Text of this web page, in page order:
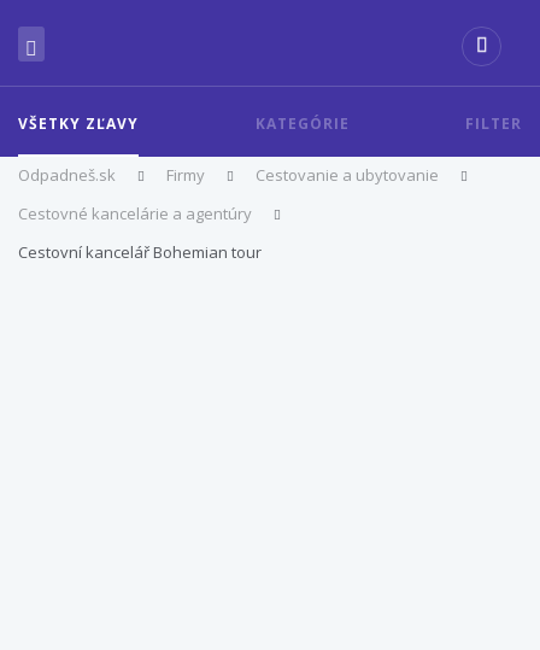
VŠETKY ZĽAVY KATEGÓRIE FILTER
Odpadneš.sk Firmy
Cestovanie a ubytovanie
Cestovné kancelárie a agentúry
Cestovní kancelář Bohemian tour